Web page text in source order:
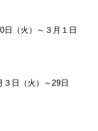
日（火）～３月１日
日（火）～29日